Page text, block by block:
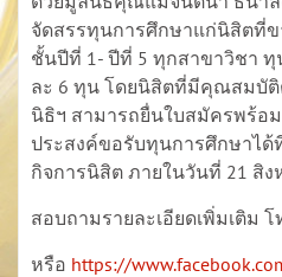
จัดสรรทุนการศึกษาแก่นิสิตที่
ชั้นปีที่ 1- ปีที่ 5 ทุกสาขาวิชา
ละ 6 ทุน โดยนิสิตที่มีคุณสมบัติ
นิธิฯ สามารถยื่นใบสมัครพร้อ
ประสงค์ขอรับทุนการศึกษาไ
กิจการนิสิต ภายในวันที่ 21 สิง
สอบถามรายละเอียดเพิ่มเติม โ
หรือ https://